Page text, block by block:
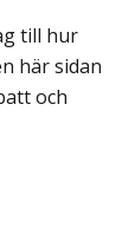
till hur
här sidan
och